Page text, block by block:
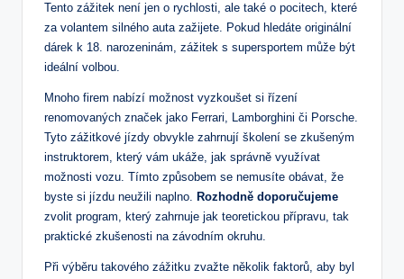
Tento zážitek není jen o rychlosti, ale také o pocitech, které
za volantem silného auta zažijete. Pokud hledáte originální
dárek k 18. narozeninám, zážitek s supersportem může být
ideální volbou.
Mnoho firem nabízí možnost vyzkoušet si řízení
renomovaných značek jako Ferrari, Lamborghini či Porsche.
Tyto zážitkové jízdy obvykle zahrnují školení se zkušeným
instruktorem, který vám ukáže, jak správně využívat
možnosti vozu. Tímto způsobem se nemusíte obávat, že
byste si jízdu neužili naplno. Rozhodně doporučujeme
zvolit program, který zahrnuje jak teoretickou přípravu, tak
praktické zkušenosti na závodním okruhu.
Při výběru takového zážitku zvažte několik faktorů, aby byl